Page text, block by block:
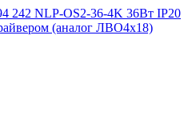
242 NLP-OS2-36-4K 36Вт IP20
(аналог ЛВО4х18)